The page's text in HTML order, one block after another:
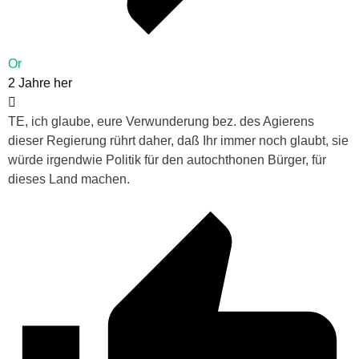
Or
2 Jahre her
TE, ich glaube, eure Verwunderung bez. des Agierens
dieser Regierung rührt daher, daß Ihr immer noch glaubt, sie
würde irgendwie Politik für den autochthonen Bürger, für
dieses Land machen.